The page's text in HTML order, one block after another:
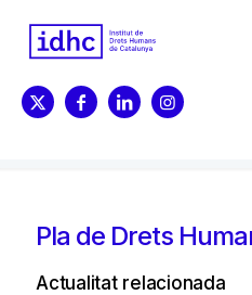
Pla de Drets
Actualitat relacionada